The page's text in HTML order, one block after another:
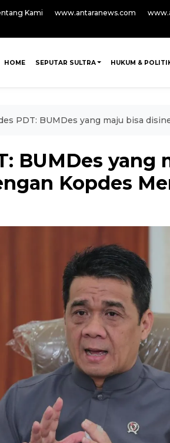
Kami www.antaranews.com
HOME SEPUTAR SULTRA HUKUM &
PDT: BUMDes yang maju bisa
BUMDes yang
Kopdes